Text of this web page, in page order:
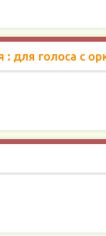
для голоса с